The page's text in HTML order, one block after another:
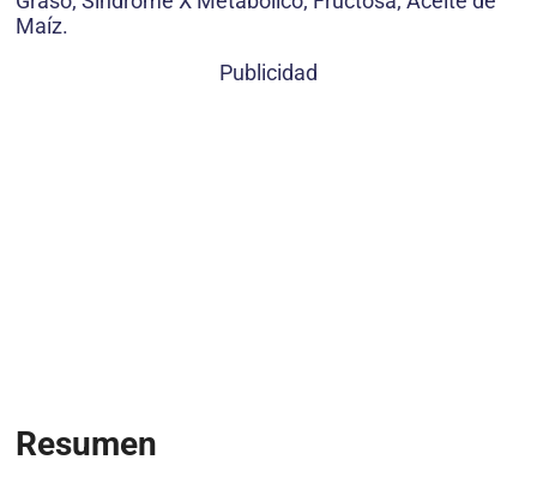
Maíz.
Publicidad
Resumen